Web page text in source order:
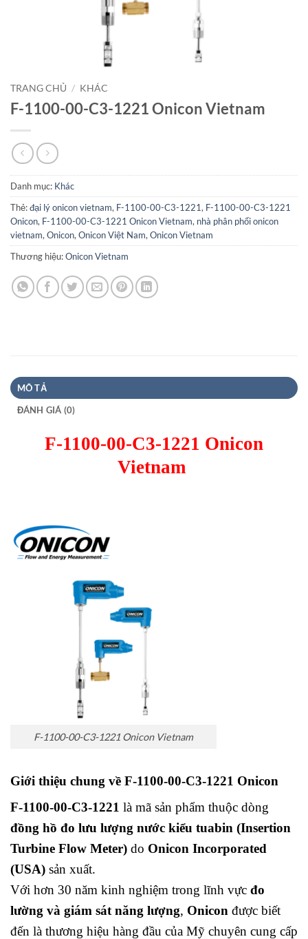
TRANG CHỦ / KHÁC
F-1100-00-C3-1221 Onicon Vietnam
Danh mục: Khác
Thẻ:đại lý onicon vietnam, F-1100-00-C3-1221, F-1100-00-C3-1221
Onicon, F-1100-00-C3-1221 Onicon Vietnam, nhà phân phối onicon
vietnam,Onicon,Onicon Việt Nam,Onicon Vietnam
Thương hiệu:Onicon Vietnam
MÔ TẢ
ĐÁNH GIÁ (0)
F-1100-00-C3-1221 Onicon
Vietnam
F-1100-00-C3-1221 Onicon Vietnam
Giới thiệu chung về F-1100-00-C3-1221 Onicon
F-1100-00-C3-1221 là mã sản phẩm thuộc dòng
đồng hồ đo lưu lượng nước kiểu tuabin (Insertion
Turbine Flow Meter) do Onicon Incorporated
(USA) sản xuất.
Với hơn 30 năm kinh nghiệm trong lĩnh vực đo
lường và giám sát năng lượng, Onicon được biết
đến là thương hiệu hàng đầu của Mỹ chuyên cung cấp